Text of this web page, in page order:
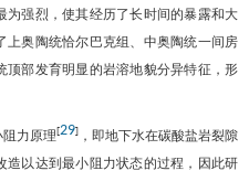
强烈，使其经历了长时间的暴露和大
奥陶统恰尔巴克组、中奥陶统一间房
部发育明显的岩溶地貌分异特征，形
力原理[29] ，即地下水在碳酸盐岩裂隙
以达到最小阻力状态的过程，因此研